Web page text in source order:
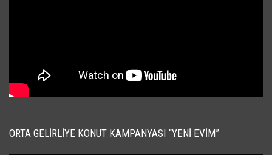
ORTA GELIRLIYE KONUT KAMPANYASI “YENI EVIM”